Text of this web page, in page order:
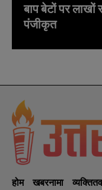
बाप बेटों पर
पंजीकृत
होम खबरनामा व्यक्तितव